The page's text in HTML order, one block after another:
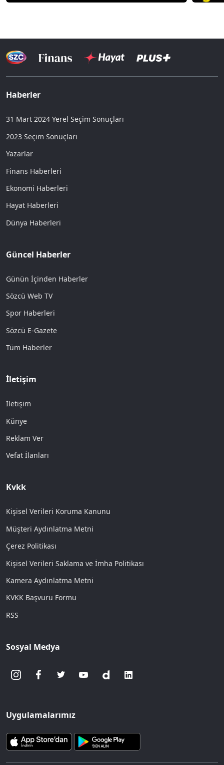
Haberler
31 Mart 2024 Yerel Seçim Sonuçları
2023 Seçim Sonuçları
Yazarlar
Finans Haberleri
Ekonomi Haberleri
Hayat Haberleri
Dünya Haberleri
Güncel Haberler
Günün İçinden Haberler
Sözcü Web TV
Spor Haberleri
Sözcü E-Gazete
Tüm Haberler
İletişim
İletişim
Künye
Reklam Ver
Vefat İlanları
Kvkk
Kişisel Verileri Koruma Kanunu
Müşteri Aydınlatma Metni
Çerez Politikası
Kişisel Verileri Saklama ve İmha Politikası
Kamera Aydınlatma Metni
KVKK Başvuru Formu
RSS
Sosyal Medya
Uygulamalarımız